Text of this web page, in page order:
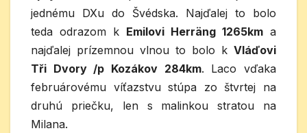
jednému DXu do Švédska. Najďalej to bolo
teda odrazom k Emilovi Herräng 1265km a
najďalej prízemnou vlnou to bolo k Vláďovi
Tři Dvory /p Kozákov 284km. Laco vďaka
februárovému víťazstvu stúpa zo štvrtej na
druhú priečku, len s malinkou stratou na
Milana.